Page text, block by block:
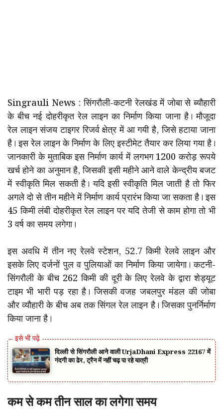
Singrauli News : सिंगरौली-कटनी रेलखंड में जोबा से ब्यौहारी
के बीच नई दोहरीकृत रेल लाइन का निर्माण किया जाना है। मौजूदा
रेल लाइन संजय टाइगर रिजर्व क्षेत्र में आ गयी है, जिसे हटाया जाना
है। इस रेल लाइन के निर्माण के लिए इस्टीमेट तैयार कर लिया गया है।
जानकारी के मुताबिक इस निर्माण कार्य में लगभग 1200 करोड़ रूपये
खर्च होने का अनुमान है, जिसकी इसी महीने आने वाले केन्द्रीय बजट
में स्वीकृति मिल सकती है। यदि इसी स्वीकृति मिल जाती है तो फिर
अगले दो से तीन महीने में निर्माण कार्य प्रारंभ किया जा सकता है। इस
45 किमी लंबी दोहरीकृत रेल लाइन पर यदि तेजी से काम होगा तो भी
3 वर्ष का समय लगेगा।
इस अवधि में तीन नए रेलवे स्टेशन, 52.7 किमी रेलवे लाइन और
इसके लिए दर्जनों पुल व पुलियाओं का निर्माण किया जायेगा। कटनी-
सिंगरौली के बीच 262 किमी की दूरी के लिए रेलवे के द्वारा शेड्यूट
टाइम भी भारी पड़ रहा है। जिसकी वजह जबलपुर मंडल की जोबा
और व्यौहारी के बीच अब तक सिंगल रेल लाइन है। जिसका पुनर्निर्माण
किया जाना है।
दिल्ली से सिंगरौली आने वाली UrjaDhani Express 22167 में
गंदगी का ढेर, ट्रैन में नहीं चढ़ पा रहे यात्री
कम से कम तीन साल का लगेगा समय